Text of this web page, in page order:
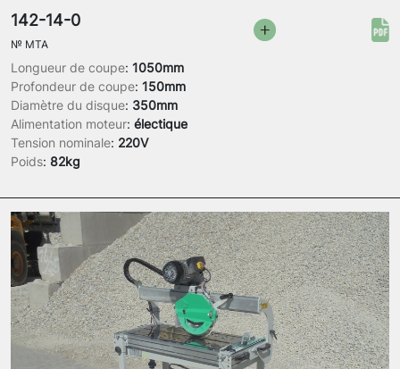
Longueur de coupe: 1050mm
Profondeur de coupe: 150mm
Diamètre du disque: 350mm
Alimentation moteur: électique
Tension nominale: 220V
Poids: 82kg
142-14-0
№ MTA